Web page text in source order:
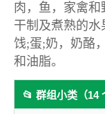
肉，鱼，家禽和
干制及煮熟的
饯;蛋;奶，奶酪
和油脂。
📂 群组小类（14